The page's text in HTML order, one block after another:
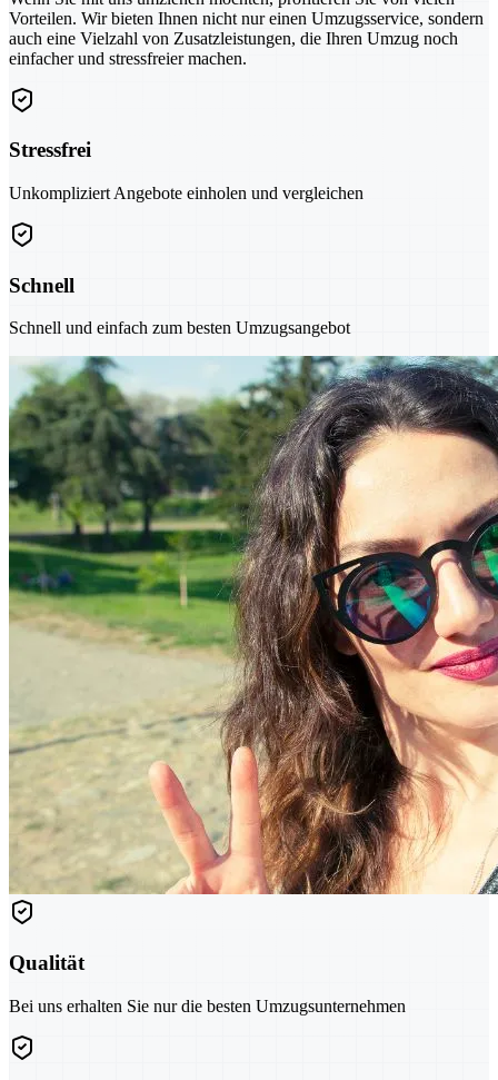
Vorteilen. Wir bieten Ihnen nicht nur einen Umzugsservice, sondern
auch eine Vielzahl von Zusatzleistungen, die Ihren Umzug noch
einfacher und stressfreier machen.
Stressfrei
Unkompliziert Angebote einholen und vergleichen
Schnell
Schnell und einfach zum besten Umzugsangebot
Qualität
Bei uns erhalten Sie nur die besten Umzugsunternehmen